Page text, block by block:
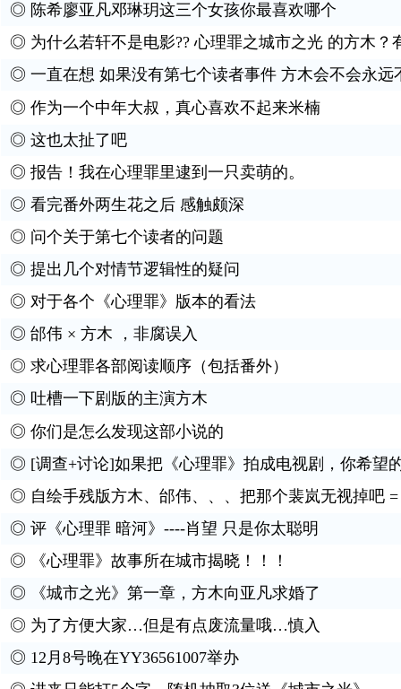
◎ 陈希廖亚凡邓琳玥这三个女孩你最喜欢哪个
◎ 为什么若轩不是电影?? 心理罪之城市之光 的方木
◎ 一直在想 如果没有第七个读者事件 方木会不会永远
◎ 作为一个中年大叔，真心喜欢不起来米楠
◎ 这也太扯了吧
◎ 报告！我在心理罪里逮到一只卖萌的。
◎ 看完番外两生花之后 感触颇深
◎ 问个关于第七个读者的问题
◎ 提出几个对情节逻辑性的疑问
◎ 对于各个《心理罪》版本的看法
◎ 邰伟 × 方木 ，非腐误入
◎ 求心理罪各部阅读顺序（包括番外）
◎ 吐槽一下剧版的主演方木
◎ 你们是怎么发现这部小说的
◎ [调查+讨论]如果把《心理罪》拍成电视剧，你希望
◎ 自绘手残版方木、邰伟、、、把那个裴岚无视掉吧 =
◎ 评《心理罪 暗河》----肖望 只是你太聪明
◎
《心理罪》故事所在城市揭晓！！！
◎
《城市之光》第一章，方木向亚凡求婚了
◎ 为了方便大家…但是有点废流量哦…慎入
◎ 12月8号晚在YY36561007举办